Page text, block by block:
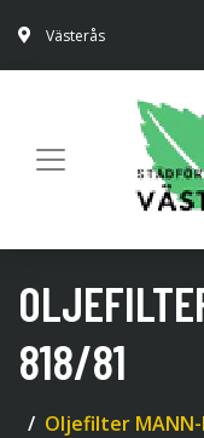
Västerås
818/81
Oljefilter MANN-